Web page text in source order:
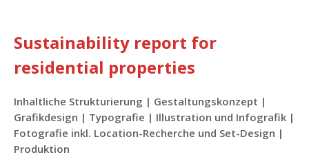
Sustainability report for
residential properties
Inhaltliche Strukturierung | Gestaltungskonzept |
Grafikdesign | Typografie | Illustration und Infografik |
Fotografie inkl. Location-Recherche und Set-Design |
Produktion